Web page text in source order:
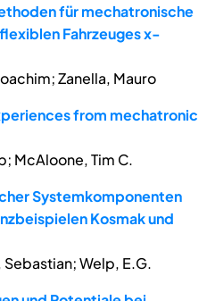
für mechatronische
Fahrzeuges x-
Zanella, Mauro
from mechatronic
McAloone, Tim C.
Systemkomponenten
Kosmak und
Welp, E.G.